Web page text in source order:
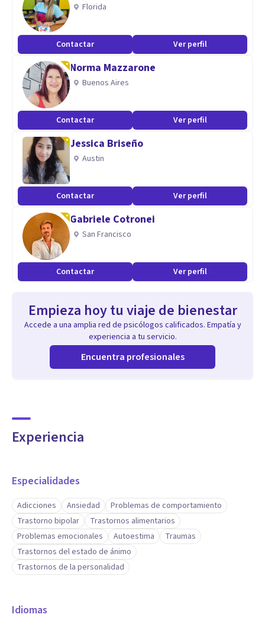
Florida
Contactar Ver perfil
Norma Mazzarone
Buenos Aires
Contactar Ver perfil
Jessica Briseño
Austin
Contactar Ver perfil
Gabriele Cotronei
San Francisco
Contactar Ver perfil
Empieza hoy tu viaje de bienestar
Accede a una amplia red de psicólogos calificados. Empatía y
experiencia a tu servicio.
Encuentra profesionales
Experiencia
Especialidades
Adicciones Ansiedad
Problemas de comportamiento
Trastorno bipolar
Trastornos alimentarios
Problemas emocionales
Autoestima
Traumas
Trastornos del estado de ánimo
Trastornos de la personalidad
Idiomas